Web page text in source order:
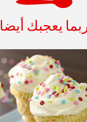
يعجبك أيضا